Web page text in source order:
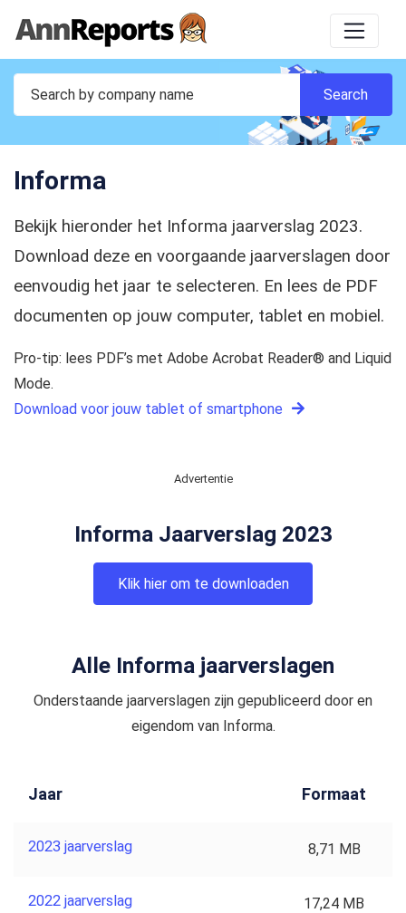
Informa
Bekijk hieronder het Informa jaarverslag 2023.
Download deze en voorgaande jaarverslagen door
eenvoudig het jaar te selecteren. En lees de PDF
documenten op jouw computer, tablet en mobiel.
Pro-tip: lees PDF’s met Adobe Acrobat Reader® and Liquid
Mode.
Download voor jouw tablet of smartphone
Advertentie
Informa Jaarverslag 2023
Klik hier om te downloaden
Alle Informa jaarverslagen
Onderstaande jaarverslagen zijn gepubliceerd door en
eigendom van Informa.
Jaar Formaat
2023 jaarverslag 8,71 MB
2022 jaarverslag 17,24 MB